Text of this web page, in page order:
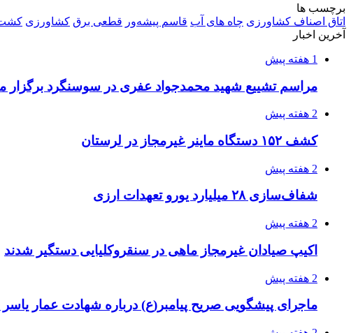
برچسب ها
اتاق اصناف کشاورزی چاه های آب قاسم پیشه‌ور قطعی برق کشاورزی کشت
آخرین اخبار
1 هفته پیش
مراسم تشییع شهید محمدجواد عفری در سوسنگرد برگزار
2 هفته پیش
کشف ۱۵۲ دستگاه ماینر غیرمجاز در لرستان
2 هفته پیش
شفاف‌سازی ۲۸ میلیارد یورو تعهدات ارزی
2 هفته پیش
اکیپ صیادان غیرمجاز ماهی در سنقروکلیایی دستگیر شدند
2 هفته پیش
ماجرای پیشگویی صریح پیامبر(ع) درباره شهادت عمار یاسر